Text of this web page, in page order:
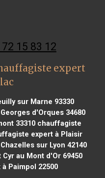
15 83 12
expert
sur Marne 93330
d'Orques 34680
33310chauffagiste
expert à Plaisir
sur Lyon 42140
au Mont d'Or 69450
Paimpol 22500